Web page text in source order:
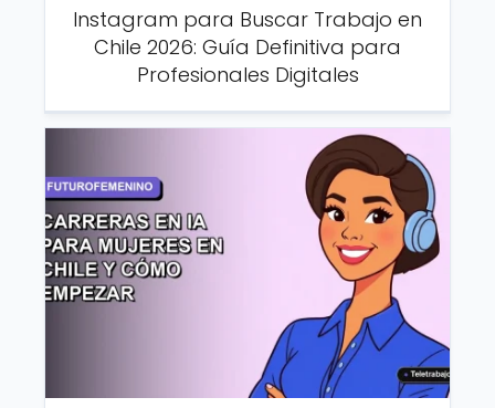
Instagram para Buscar Trabajo en
Chile 2026: Guía Definitiva para
Profesionales Digitales